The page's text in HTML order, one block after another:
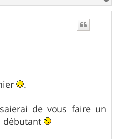
a
.
de vous faire un
débutant